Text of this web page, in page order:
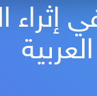
إثراء
العربية